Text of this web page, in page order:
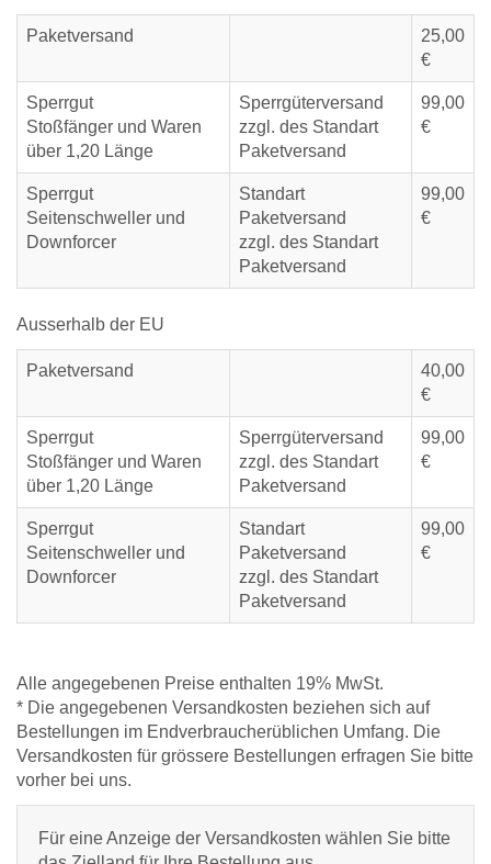
Paketversand
25,00
€
Sperrgut
Stoßfänger und Waren
über 1,20 Länge
Sperrgüterversand
zzgl. des Standart
Paketversand
99,00
€
Sperrgut
Seitenschweller und
Downforcer
Standart
Paketversand
zzgl. des Standart
Paketversand
99,00
€
Ausserhalb der EU
Paketversand
40,00
€
Sperrgut
Stoßfänger und Waren
über 1,20 Länge
Sperrgüterversand
zzgl. des Standart
Paketversand
99,00
€
Sperrgut
Seitenschweller und
Downforcer
Standart
Paketversand
zzgl. des Standart
Paketversand
99,00
€
Alle angegebenen Preise enthalten 19% MwSt.
* Die angegebenen Versandkosten beziehen sich auf
Bestellungen im Endverbraucherüblichen Umfang. Die
Versandkosten für grössere Bestellungen erfragen Sie bitte
vorher bei uns.
Für eine Anzeige der Versandkosten wählen Sie bitte